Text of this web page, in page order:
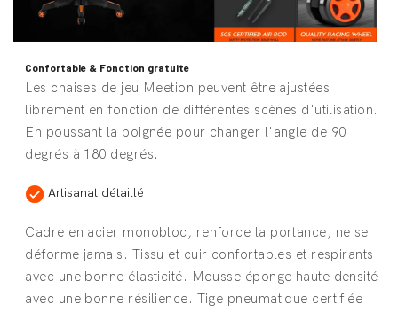
Confortable & Fonction gratuite
Les chaises de jeu Meetion peuvent être ajustées
librement en fonction de différentes scènes d'utilisation.
En poussant la poignée pour changer l'angle de 90
degrés à 180 degrés.
Artisanat détaillé
Cadre en acier monobloc, renforce la portance, ne se
déforme jamais. Tissu et cuir confortables et respirants
avec une bonne élasticité. Mousse éponge haute densité
avec une bonne résilience. Tige pneumatique certifiée